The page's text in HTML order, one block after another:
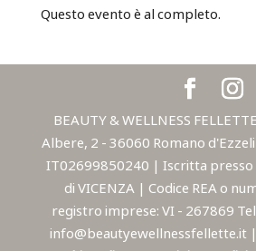
Questo evento è al completo.
BEAUTY & WELLNESS
Albere, 2 - 36060 Romano
IT02699850240 | Iscritta presso
di VICENZA | Codice REA o
registro imprese: VI - 267869
info@beautyewellnessfellette.it |